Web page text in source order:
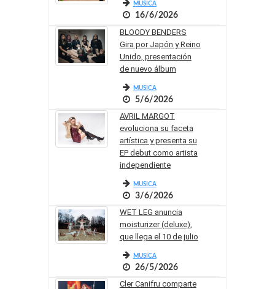
MUSICA
16/6/2026
BLOODY BENDERS
Gira por Japón y Reino
Unido, presentación
de nuevo álbum
MUSICA
5/6/2026
AVRIL MARGOT
evoluciona su faceta
artística y presenta su
EP debut como artista
independiente
MUSICA
3/6/2026
WET LEG anuncia
moisturizer (deluxe),
que llega el 10 de julio
MUSICA
26/5/2026
Cler Canifru comparte